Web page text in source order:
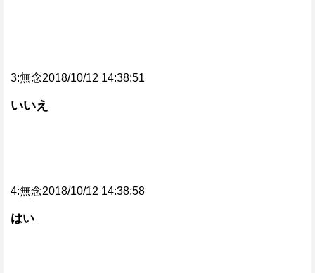
3:無念2018/10/12 14:38:51
いいえ
4:無念2018/10/12 14:38:58
はい